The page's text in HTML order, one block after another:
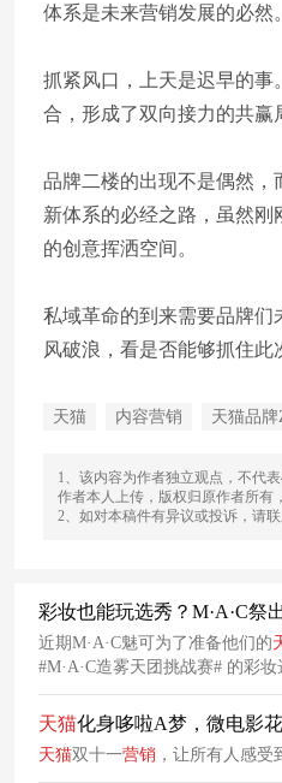
体系是未来营销发展的必然。
抓紧风口，上天是迟早的事
合，形成了双向接力的共赢
品牌二楼的出现不是偶然，
新体系的必经之路，虽然
的创意挥洒空间。
私域革命的到来需要品牌们
风破浪，看是否能够抓住此
天猫 内容营销 天猫品
1、该内容为作者独立观点，不代
作者本人上传，版权归原作者所有
2、如对本稿件有异议或投诉，请联
彩妆也能玩选秀？M·A·C祭
近期M·A·C魅可为了准备他们的
#M·A·C造雾天团挑战赛# 的彩妆
天猫化身哆啦A梦，微电影
天猫双十一营销 ，让所有人感受